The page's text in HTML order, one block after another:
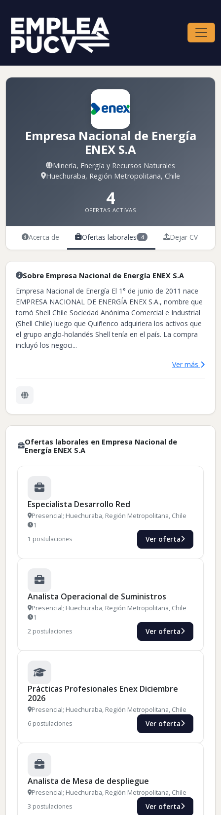
Empresa Nacional de Energía
ENEX S.A
Minería, Energía y Recursos Naturales
Huechuraba, Región Metropolitana, Chile
4
OFERTAS ACTIVAS
Acerca de Ofertas laborales 4 Dejar CV
Ofertas laborales en Empresa Nacional de
Energía ENEX S.A
Especialista Desarrollo Red
Presencial; Huechuraba, Región Metropolitana, Chile
1
1 postulaciones Ver oferta
Analista Operacional de Suministros
Presencial; Huechuraba, Región Metropolitana, Chile
1
2 postulaciones Ver oferta
Prácticas Profesionales Enex Diciembre
2026
Presencial; Huechuraba, Región Metropolitana, Chile
6 postulaciones Ver oferta
Analista de Mesa de despliegue
Presencial; Huechuraba, Región Metropolitana, Chile
3 postulaciones Ver oferta
Sobre Empresa Nacional de Energía ENEX S.A
Empresa Nacional de Energía El 1° de junio de 2011 nace
EMPRESA NACIONAL DE ENERGÍA ENEX S.A., nombre que
tomó Shell Chile Sociedad Anónima Comercial e Industrial
(Shell Chile) luego que Quiñenco adquiriera los activos que
el grupo anglo-holandés Shell tenía en el país. La compra
incluyó los negoci...
Ver más